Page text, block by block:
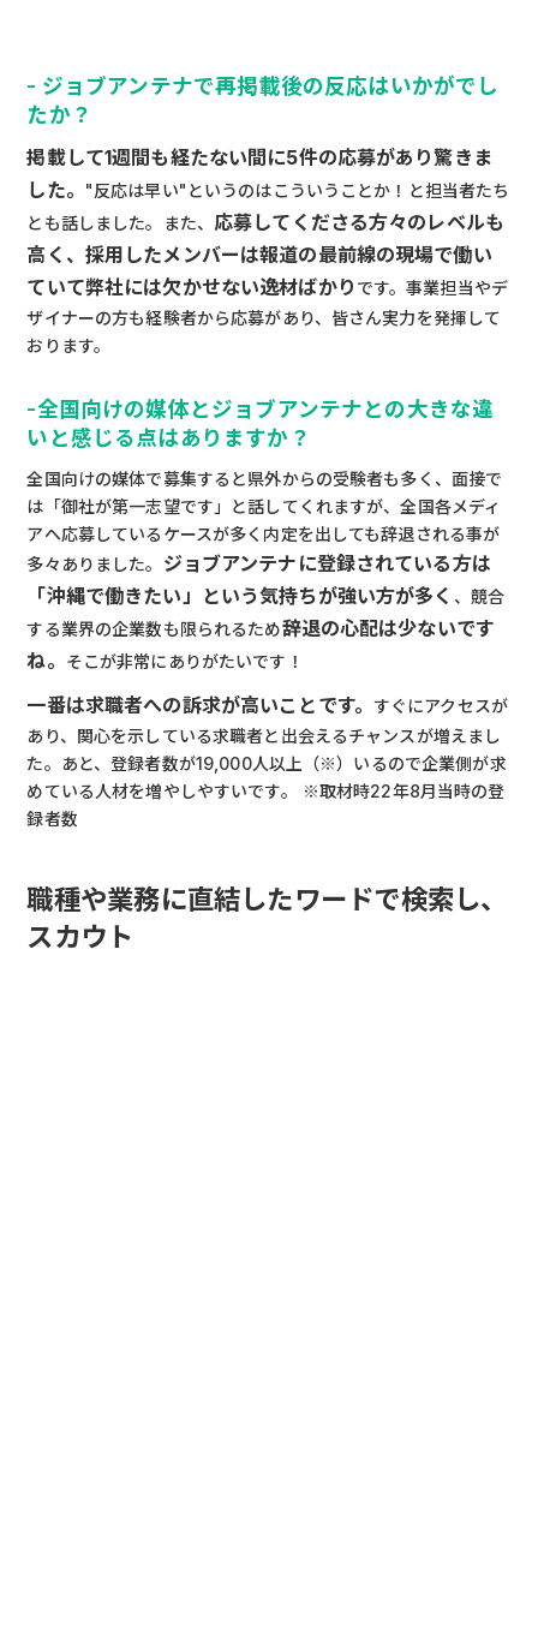
- ジョブアンテナで再掲載後の反応はいかがでし
たか？
掲載して1週間も経たない間に5件の応募があり驚きま
した。
"反応は早い"というのはこういうことか！と担当者たち
とも話しました。また、 応募してくださる方々のレベルも
高く、採用したメンバーは報道の最前線の現場で働い
ていて弊社には欠かせない逸材ばかり です。事業担当やデ
ザイナーの方も経験者から応募があり、皆さん実力を発揮して
おります。
-全国向けの媒体とジョブアンテナとの大きな違
いと感じる点はありますか？
全国向けの媒体で募集すると県外からの受験者も多く、面接で
は「御社が第一志望です」と話してくれますが、全国各メディ
アへ応募しているケースが多く内定を出しても辞退される事が
多々ありました。 ジョブアンテナに登録されている方は
「沖縄で働きたい」という気持ちが強い方が多く 、競合
する業界の企業数も限られるため辞退の心配は少ないです
ね。
そこが非常にありがたいです！
一番は求職者への訴求が高いことです。 すぐにアクセスが
あり、関心を示している求職者と出会えるチャンスが増えまし
た。あと、登録者数が19,000人以上（※）いるので企業側が求
めている人材を増やしやすいです。 ※取材時22年8月当時の登
録者数
職種や業務に直結したワードで検索し、
スカウト